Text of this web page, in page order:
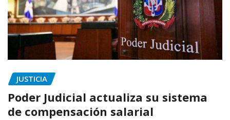
JUSTICIA
Poder Judicial actualiza su sistema
de compensación salarial